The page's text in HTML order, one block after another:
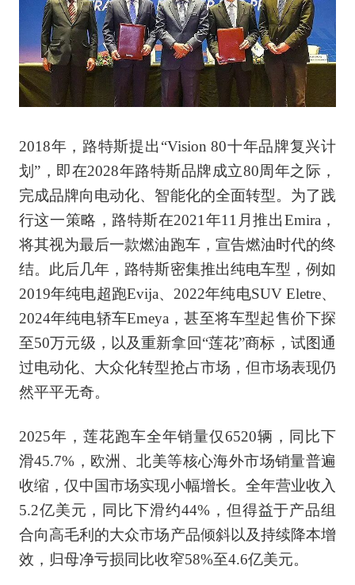
2018年，路特斯提出“Vision 80十年品牌复兴计
划”，即在2028年路特斯品牌成立80周年之际，
完成品牌向电动化、智能化的全面转型。为了践
行这一策略，路特斯在2021年11月推出Emira，
将其视为最后一款燃油跑车，宣告燃油时代的终
结。此后几年，路特斯密集推出纯电车型，例如
2019年纯电超跑Evija、2022年纯电SUV Eletre、
2024年纯电轿车Emeya，甚至将车型起售价下探
至50万元级，以及重新拿回“莲花”商标，试图通
过电动化、大众化转型抢占市场，但市场表现仍
然平平无奇。
2025年，莲花跑车全年销量仅6520辆，同比下
滑45.7%，欧洲、北美等核心海外市场销量普遍
收缩，仅中国市场实现小幅增长。全年营业收入
5.2亿美元，同比下滑约44%，但得益于产品组
合向高毛利的大众市场产品倾斜以及持续降本增
效，归母净亏损同比收窄58%至4.6亿美元。